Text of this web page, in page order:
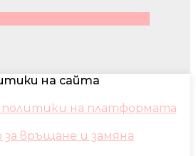
на сайта
на платформата
връщане и замяна